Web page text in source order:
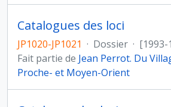
Catalogues des loci
JP1020-JP1021 · Dossier · [1993-
Fait partie de Jean Perrot. Du
Proche- et Moyen-Orient